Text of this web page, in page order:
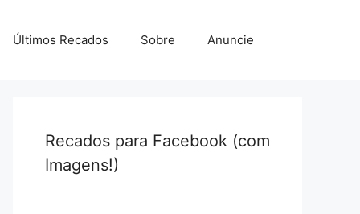
Últimos Recados Sobre Anuncie
Recados para Facebook (com
Imagens!)